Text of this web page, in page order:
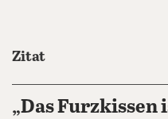
Zitat
„Das Furzkissen